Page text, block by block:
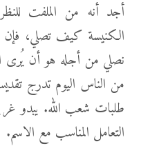
أجد أنه من الملفت
الكنيسة كيف تصلي، فإن
نصلي من أجله هو أن يُرى
من الناس اليوم تدرج
طلبات شعب الله. يبدو
التعامل المناسب مع الاسم.